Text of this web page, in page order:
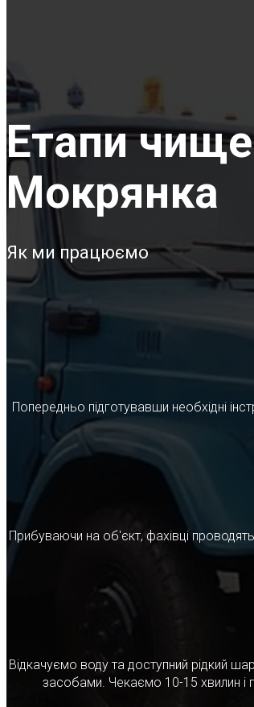
Етапи
Мокрянка
Як ми працюємо
Попередньо підготувавши необхідні
Прибуваючи на об'єкт, фахівці
Відкачуємо воду та доступний рідкий
засобами. Чекаємо 10-15 хвилин і